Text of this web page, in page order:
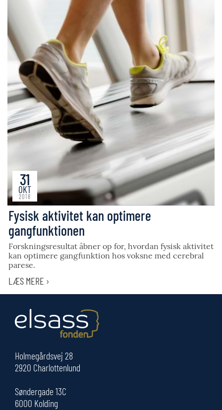
31
OKT
2018
Fysisk aktivitet kan optimere
gangfunktionen
Forskningsresultat åbner op for, hvordan fysisk aktivitet
kan optimere gangfunktion hos voksne med cerebral
parese.
LÆS MERE ›
Holmegårdsvej 28
2920 Charlottenlund
Søndergade 13C
6000 Kolding